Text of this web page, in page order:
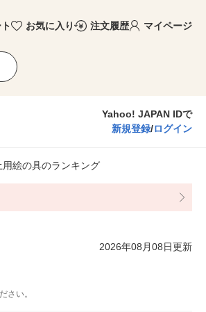
お気に入り 注文履歴 マイページ
Yahoo! JAPAN IDで
新規登録/ログイン
用絵の具のランキング
2026年08月08日更新
さい。